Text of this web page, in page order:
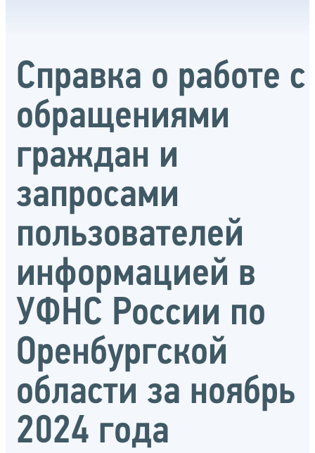
Справка о работе с
обращениями
граждан и
запросами
пользователей
информацией в
УФНС России по
Оренбургской
области за ноябрь
2024 года